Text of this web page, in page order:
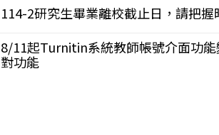
114-2研究生畢業離校截止日，請把
8/11起Turnitin系統教師帳號介面功
對功能